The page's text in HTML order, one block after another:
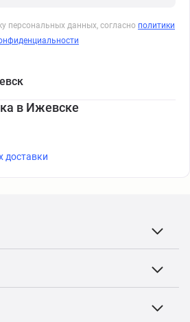
персональных данных, согласно политики
в Ижевске
доставки